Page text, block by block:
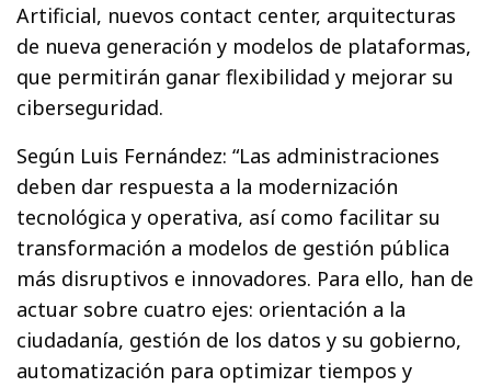
Artificial, nuevos contact center, arquitecturas
de nueva generación y modelos de plataformas,
que permitirán ganar flexibilidad y mejorar su
ciberseguridad.
Según Luis Fernández: “Las administraciones
deben dar respuesta a la modernización
tecnológica y operativa, así como facilitar su
transformación a modelos de gestión pública
más disruptivos e innovadores. Para ello, han de
actuar sobre cuatro ejes: orientación a la
ciudadanía, gestión de los datos y su gobierno,
automatización para optimizar tiempos y